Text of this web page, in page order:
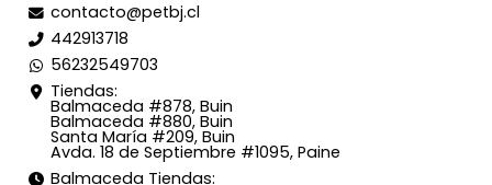
contacto@petbj.cl
442913718
56232549703
Tiendas:
Balmaceda #878, Buin
Balmaceda #880, Buin
Santa María #209, Buin
Avda. 18 de Septiembre #1095, Paine
Balmaceda Tiendas: